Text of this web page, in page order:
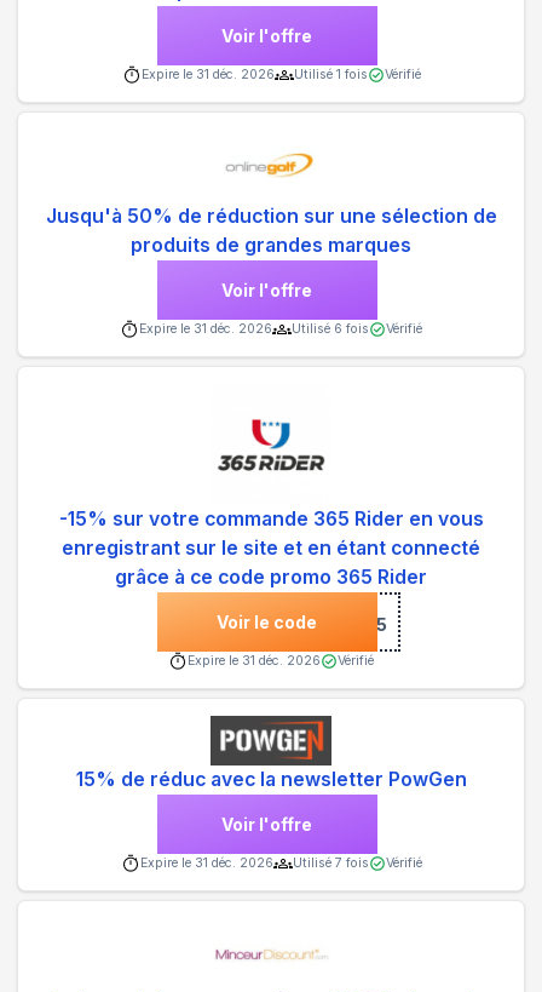
Voir l'offre
Expire le 31 déc. 2026 Utilisé 1 fois Vérifié
Jusqu'à 50% de réduction sur une sélection de
produits de grandes marques
Voir l'offre
Expire le 31 déc. 2026 Utilisé 6 fois Vérifié
-15% sur votre commande 365 Rider en vous
enregistrant sur le site et en étant connecté
grâce à ce code promo 365 Rider
Voir le code***W25
Expire le 31 déc. 2026 Vérifié
15% de réduc avec la newsletter PowGen
Voir l'offre
Expire le 31 déc. 2026 Utilisé 7 fois Vérifié